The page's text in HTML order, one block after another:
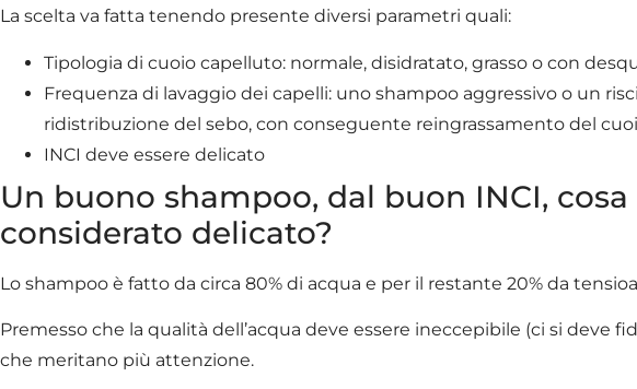
La scelta va fatta tenendo presente diversi parametri quali:
Tipologia di cuoio capelluto: normale, disidratato, grasso o con
Frequenza di lavaggio dei capelli: uno shampoo aggressivo o un
ridistribuzione del sebo, con conseguente reingrassamento del
INCI deve essere delicato
Un buono shampoo, dal buon INCI,
considerato delicato?
Lo shampoo è fatto da circa 80% di acqua e per il restante 20% da
Premesso che la qualità dell’acqua deve essere ineccepibile (ci si deve
che meritano più attenzione.